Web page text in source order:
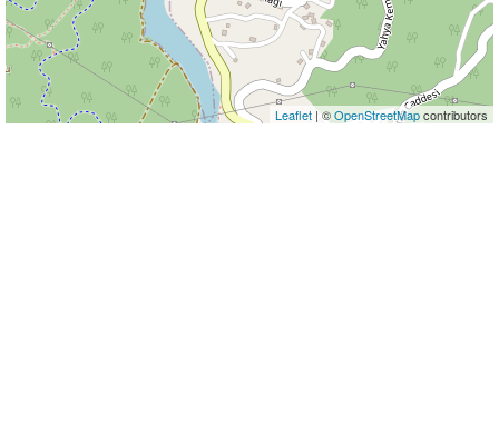
Leaflet | ©OpenStreetMapcontributors